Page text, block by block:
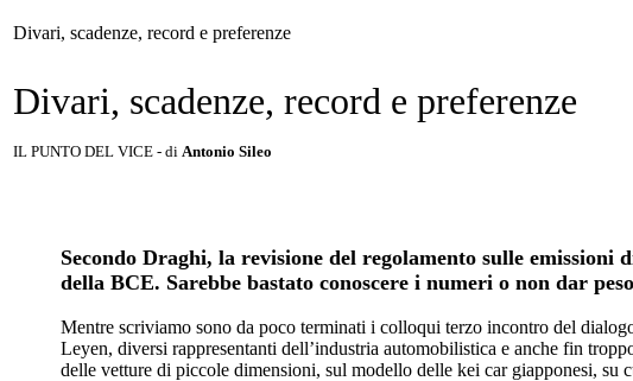
Divari, scadenze, record e preferenze
Divari, scadenze, record e preferenze
IL PUNTO DEL VICE - di Antonio Sileo
Secondo Draghi, la revisione del regolamento sulle emissioni
della BCE. Sarebbe bastato conoscere i numeri o non dar
Mentre scriviamo sono da poco terminati i colloqui terzo incontro del
Leyen, diversi rappresentanti dell’industria automobilistica e anche fin
delle vetture di piccole dimensioni, sul modello delle kei car giapponesi, su